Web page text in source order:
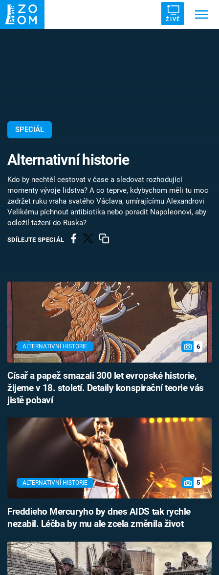
ŽIVĚ
Témata
Témata
Pořady
TV Program
Přihlášení
Sledujte nás
SPECIÁL
Alternativní historie
Kdo by nechtěl cestovat v čase a sledovat rozhodující
momenty vývoje lidstva? A co teprve, kdybychom měli tu moc
zadržet ruku vraha svatého Václava, umírajícímu Alexandrovi
Velikému píchnout antibiotika nebo poradit Napoleonovi, aby
odložil tažení do Ruska?
SDÍLEJTE SPECIÁL
ALTERNATIVNÍ HISTORIE 6
Císař a papež smazali 300 let evropské historie,
žijeme v 18. století. Detaily konspirační teorie vás
jistě pobaví
ALTERNATIVNÍ HISTORIE 5
Freddieho Mercuryho by dnes AIDS tak rychle
nezabil. Léčba by mu ale zcela změnila život